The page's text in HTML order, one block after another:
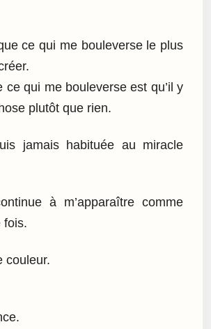
ce qui me bouleverse le plus
ce qui me bouleverse est qu’il y
plutôt que rien.
jamais habituée au miracle
à m’apparaître comme
fois.
couleur.